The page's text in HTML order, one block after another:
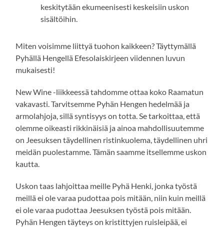
keskitytään ekumeenisesti keskeisiin uskon
sisältöihin.
Miten voisimme liittyä tuohon kaikkeen? Täyttymällä
Pyhällä Hengellä Efesolaiskirjeen viidennen luvun
mukaisesti!
New Wine -liikkeessä tahdomme ottaa koko Raamatun
vakavasti. Tarvitsemme Pyhän Hengen hedelmää ja
armolahjoja, sillä syntisyys on totta. Se tarkoittaa, että
olemme oikeasti rikkinäisiä ja ainoa mahdollisuutemme
on Jeesuksen täydellinen ristinkuolema, täydellinen uhri
meidän puolestamme. Tämän saamme itsellemme uskon
kautta.
Uskon taas lahjoittaa meille Pyhä Henki, jonka työstä
meillä ei ole varaa pudottaa pois mitään, niin kuin meillä
ei ole varaa pudottaa Jeesuksen työstä pois mitään.
Pyhän Hengen täyteys on kristittyjen ruisleipää, ei